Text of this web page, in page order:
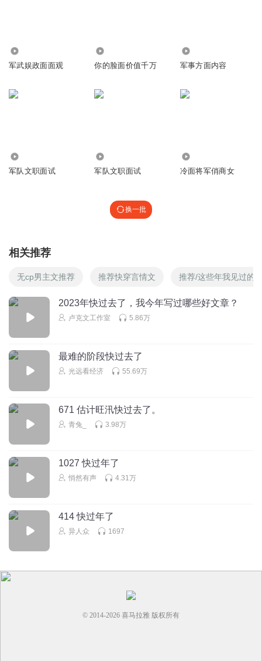
第二篇重点推荐的，是《奶茶与猪脚饭》。
烈个人风格，能帮助大家理解和分析当前发生的商业现象，
色、郑州的蜜雪冰城、成都的茶百道、昆明的霸王茶姬等
带？为什么会建立这种品牌形象？从来没有人写文章分析
手，介绍长沙的人口分布和商业特点、居民收入，再带出了
什么那么好吃又便宜。
生活中其实充满了这种有趣的商业现象，多留心观察会找到
其中很多妙不可言的乐趣，用这种逻辑思维去分析判断，很
快能弄清楚大多数事物的脉络，先不说能不能在事业上给自
己多大帮助，至少会让自己的人生变得丰富而有趣。
这是一篇很平实但很有趣的文章，能让你熟练运用“经济链
分析法”来扩展世界观的好文章。
第三篇重点推荐的，是《宋江的逻辑》。
这篇文章主要用宋江的视野，讲述了江湖普通人的职场生存
技巧。
怎么忽然写这个？当时我看到卢克文发布这篇文章，也十分
好奇，毕竟他平时不怎么写这一类的文字，而他是这么回答
的：
“我自己在职场工作时，常常会遇到一些擅长驭人术的同
事，这些人全身上下都是心眼，处理问题技法纯熟、推卸责
任天衣无缝，往往将心思花在调动人、解决人上面，而很少
武松和鲁智深，与宋江在相处过程中渐行渐远，我眼前就浮
军武娱政面面观 你的脸面价值千万 军事方面内容
军队文职面试 军队文职面试 冷面将军俏商女
换一批
相关推荐
无cp男主文推荐 推荐快穿言情文 推荐/这些年我见过的
2023年快过去了，我今年写过哪些好文章？
卢克文工作室 5.86万
最难的阶段快过去了
光远看经济 55.69万
671 估计旺汛快过去了。
青兔_ 3.98万
1027 快过年了
悄然有声 4.31万
414 快过年了
异人众 1697
© 2014-2026 喜马拉雅 版权所有